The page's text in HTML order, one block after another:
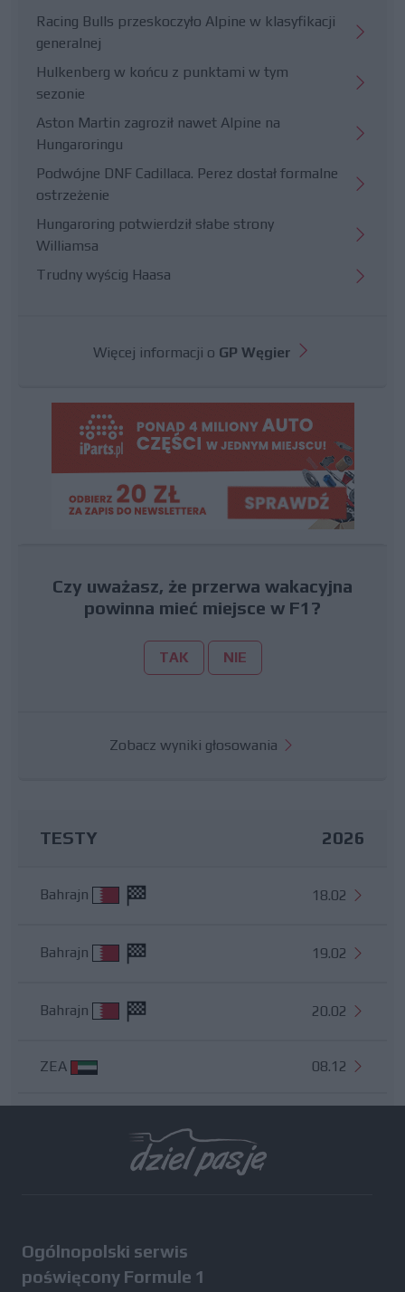
Racing Bulls przeskoczyło Alpine w klasyfikacji
generalnej
Hulkenberg w końcu z punktami w tym
sezonie
Aston Martin zagroził nawet Alpine na
Hungaroringu
Podwójne DNF Cadillaca. Perez dostał formalne
ostrzeżenie
Hungaroring potwierdził słabe strony
Williamsa
Trudny wyścig Haasa
Więcej informacji o GP Węgier
Czy uważasz, że przerwa wakacyjna
powinna mieć miejsce w F1?
TAK NIE
Zobacz wyniki głosowania
TESTY 2026
Bahrajn 18.02
Bahrajn 19.02
Bahrajn 20.02
ZEA 08.12
Ogólnopolski serwis
poświęcony Formule 1